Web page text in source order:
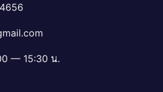
— 15:30 น.